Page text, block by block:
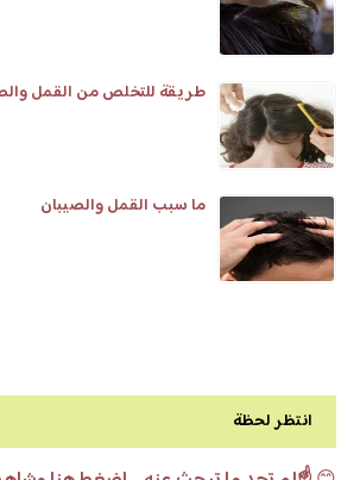
طريقة للتخلص من القمل
ما سبب القمل والصيبان
انتظر لحظة